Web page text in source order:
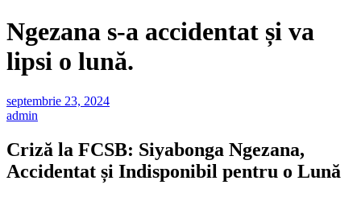
Ngezana s-a accidentat și va
lipsi o lună.
septembrie 23, 2024
admin
Criză la FCSB: Siyabonga Ngezana,
Accidentat și Indisponibil pentru o Lună